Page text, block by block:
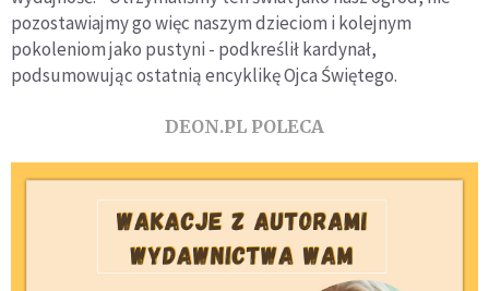
pozostawiajmy go więc naszym dzieciom i kolejnym
pokoleniom jako pustyni - podkreślił kardynał,
podsumowując ostatnią encyklikę Ojca Świętego.
DEON.PL POLECA